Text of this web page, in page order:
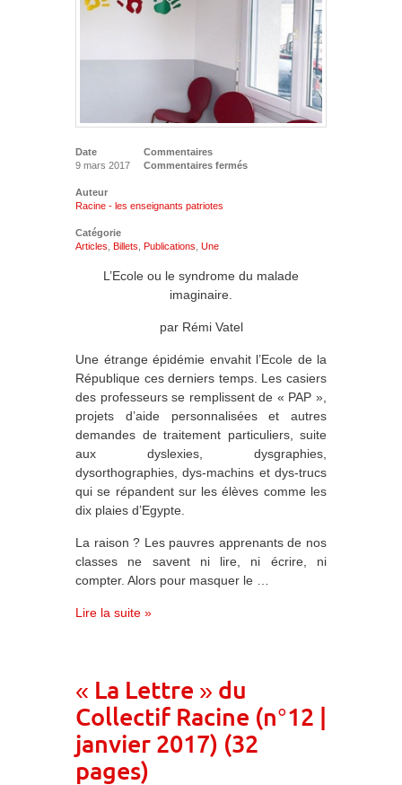
Date
9 mars 2017
Commentaires
Commentaires fermés
Auteur
Racine - les enseignants patriotes
Catégorie
Articles Billets Publications Une
L’Ecole ou le syndrome du malade
imaginaire.
par Rémi Vatel
Une étrange épidémie envahit l’Ecole de la
République ces derniers temps. Les casiers
des professeurs se remplissent de « PAP »,
projets d’aide personnalisées et autres
demandes de traitement particuliers, suite
aux dyslexies, dysgraphies,
dysorthographies, dys-machins et dys-trucs
qui se répandent sur les élèves comme les
dix plaies d’Egypte.
La raison ? Les pauvres apprenants de nos
classes ne savent ni lire, ni écrire, ni
compter. Alors pour masquer le …
Lire la suite »
« La Lettre » du
Collectif Racine (n°12 |
janvier 2017) (32
pages)